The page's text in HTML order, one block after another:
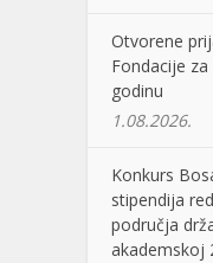
Otvorene
Fondacije
godinu
1.08.2026.
Konkurs
stipendija
područja
akademskoj